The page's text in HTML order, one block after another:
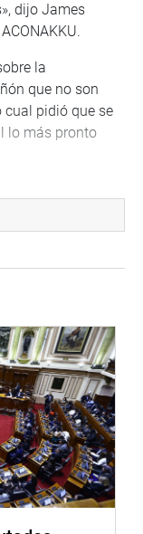
dijo James
la
que no son
pidió que se
lo más pronto
preocupación
petrolera.
(FA) consideró
papel, sino que
y destinar
generado.
(PPK) se
para
los
gobierno.